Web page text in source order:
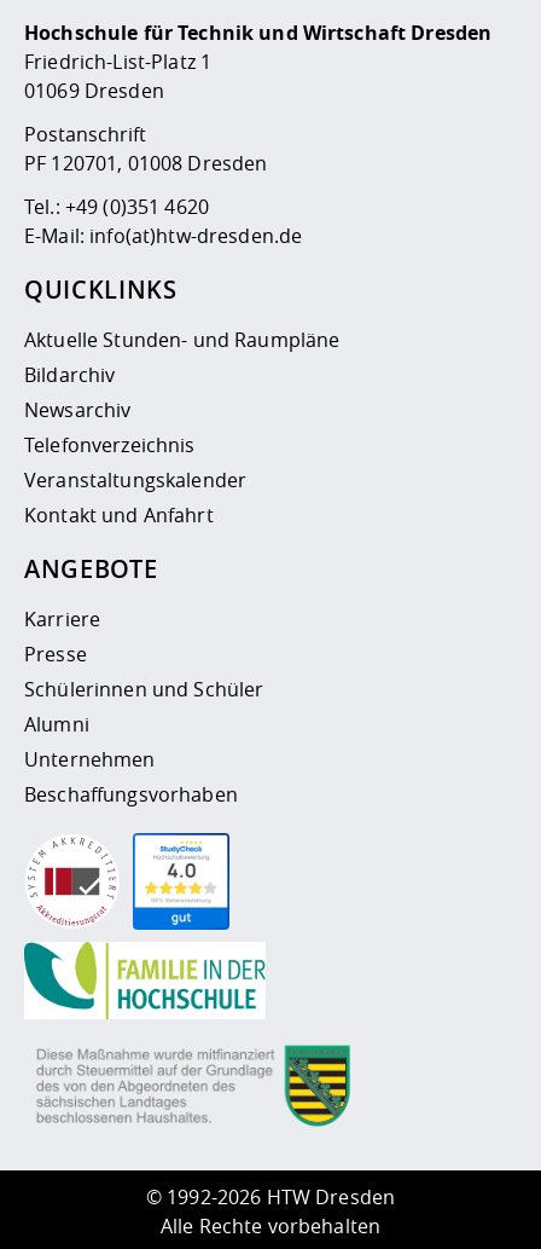
Hochschule für Technik und Wirtschaft Dresden
Friedrich-List-Platz 1
01069 Dresden
Postanschrift
PF 120701, 01008 Dresden
Tel.: +49 (0)351 4620
E-Mail: info(at)htw-dresden.de
QUICKLINKS
Aktuelle Stunden- und Raumpläne
Bildarchiv
Newsarchiv
Telefonverzeichnis
Veranstaltungskalender
Kontakt und Anfahrt
ANGEBOTE
Karriere
Presse
Schülerinnen und Schüler
Alumni
Unternehmen
Beschaffungsvorhaben
© 1992-2026 HTW Dresden
Alle Rechte vorbehalten